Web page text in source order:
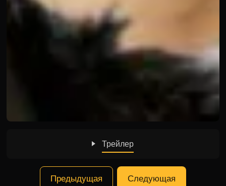
Трейлер
Предыдущая Следующая